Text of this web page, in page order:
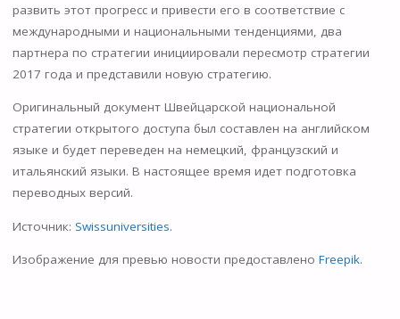
развить этот прогресс и привести его в соответствие с
международными и национальными тенденциями, два
партнера по стратегии инициировали пересмотр стратегии
2017 года и представили новую стратегию.
Оригинальный документ Швейцарской национальной
стратегии открытого доступа был составлен на английском
языке и будет переведен на немецкий, французский и
итальянский языки. В настоящее время идет подготовка
переводных версий.
Источник: Swissuniversities.
Изображение для превью новости предоставлено Freepik.